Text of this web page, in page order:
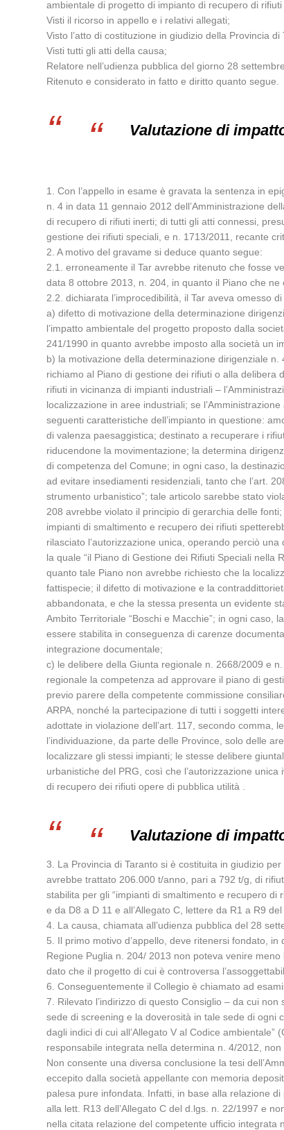
ambientale di progetto di impianto di recupero di rifiuti
Visti il ricorso in appello e i relativi allegati;
Visto l’atto di costituzione in giudizio della Provincia di
Visti tutti gli atti della causa;
Relatore nell’udienza pubblica del giorno 28
Ritenuto e considerato in fatto e diritto quanto segue.
Valutazione di
1. Con l’appello in esame è gravata la sentenza in
n. 4 in data 11 gennaio 2012 dell’Amministrazione
di recupero di rifiuti inerti; di tutti gli atti connessi,
gestione dei rifiuti speciali, e n. 1713/2011, recante
2. A motivo del gravame si deduce quanto segue:
2.1. erroneamente il Tar avrebbe ritenuto che fosse
data 8 ottobre 2013, n. 204, in quanto il Piano che
2.2. dichiarata l’improcedibilità, il Tar aveva omesso
a) difetto di motivazione della determinazione
l’impatto ambientale del progetto proposto dalla
241/1990 in quanto avrebbe imposto alla società un
b) la motivazione della determinazione dirigenziale
richiamo al Piano di gestione dei rifiuti o alla
rifiuti in vicinanza di impianti industriali –
localizzazione in aree industriali; se
seguenti caratteristiche dell’impianto in questione:
di valenza paesaggistica; destinato a recuperare i
riducendone la movimentazione; la determina
di competenza del Comune; in ogni caso, la
ad evitare insediamenti residenziali, tanto che l’art.
strumento urbanistico”; tale articolo sarebbe stato
208 avrebbe violato il principio di gerarchia delle
impianti di smaltimento e recupero dei rifiuti
rilasciato l’autorizzazione unica, operando perciò
la quale “il Piano di Gestione dei Rifiuti Speciali
quanto tale Piano non avrebbe richiesto che la
fattispecie; il difetto di motivazione e la
abbandonata, e che la stessa presenta un evidente
Ambito Territoriale “Boschi e Macchie”; in ogni
essere stabilita in conseguenza di carenze
integrazione documentale;
c) le delibere della Giunta regionale n. 2668/2009 e
regionale la competenza ad approvare il piano di
previo parere della competente commissione
ARPA, nonché la partecipazione di tutti i soggetti
adottate in violazione dell’art. 117, secondo comma,
l’individuazione, da parte delle Province, solo delle
localizzare gli stessi impianti; le stesse delibere
urbanistiche del PRG, così che l’autorizzazione
di recupero dei rifiuti opere di pubblica utilità .
Valutazione di
3. La Provincia di Taranto si è costituita in giudizio
avrebbe trattato 206.000 t/anno, pari a 792 t/g, di
stabilita per gli “impianti di smaltimento e recupero
e da D8 a D 11 e all’Allegato C, lettere da R1 a R9 del
4. La causa, chiamata all’udienza pubblica del 28
5. Il primo motivo d’appello, deve ritenersi fondato,
Regione Puglia n. 204/ 2013 non poteva venire
dato che il progetto di cui è controversa
6. Conseguentemente il Collegio è chiamato ad
7. Rilevato l’indirizzo di questo Consiglio – da cui
sede di screening e la doverosità in tale sede di ogni
dagli indici di cui all’Allegato V al Codice
responsabile integrata nella determina n. 4/2012,
Non consente una diversa conclusione la tesi
eccepito dalla società appellante con memoria
palesa pure infondata. Infatti, in base alla relazione
alla lett. R13 dell’Allegato C del d.lgs. n. 22/1997 e
nella citata relazione del competente ufficio integrata